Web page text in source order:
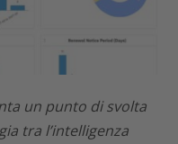
un punto di svolta
tra l’intelligenza